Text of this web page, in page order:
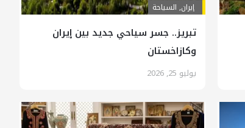
إيران, السياحة
تبريز.. جسر سياحي جديد بين إيران
وكازاخستان
يوليو 25, 2026